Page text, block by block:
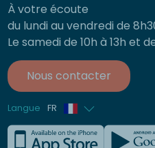
À votre écoute
du lundi au vendredi de
Le samedi de 10h à 13h et
Nous contacter
Langue FR
Anglais